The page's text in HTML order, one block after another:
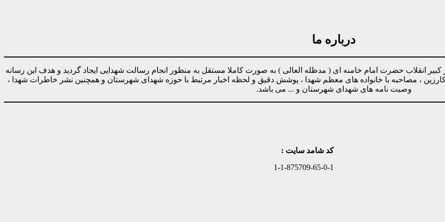
درباره ما
پیروی از دستورات رهبر کبیر انقلاب حضرت امام خامنه ای ( مدظله العالی ) به صورت کاملا مستقل به منظور انجام رسالت شهدایی ایجاد گردید و هدف این رسانه
، مصاحبه با خانواده های معظم شهدا ، پوشش دقیق و لحظه اخبار مرتبط با حوزه شهدای شهرستان و همچنین نشر خاطرات شهدا ،
وصیت نامه های شهدای شهرستان و ... می باشد.
کد شامد سایت :
1-1-875709-65-0-1